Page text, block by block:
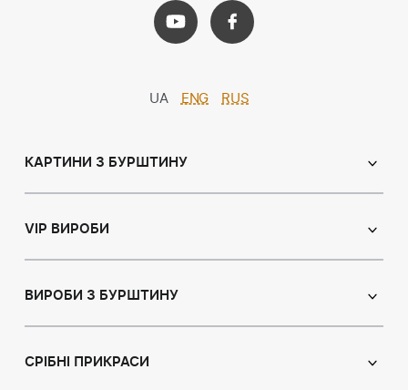
UA ENG RUS
КАРТИНИ З БУРШТИНУ
Іменні ікони
Натюрморт
VIP ВИРОБИ
Ікони з пластин
ВИРОБИ З БУРШТИНУ
Браслети
СРІБНІ ПРИКРАСИ